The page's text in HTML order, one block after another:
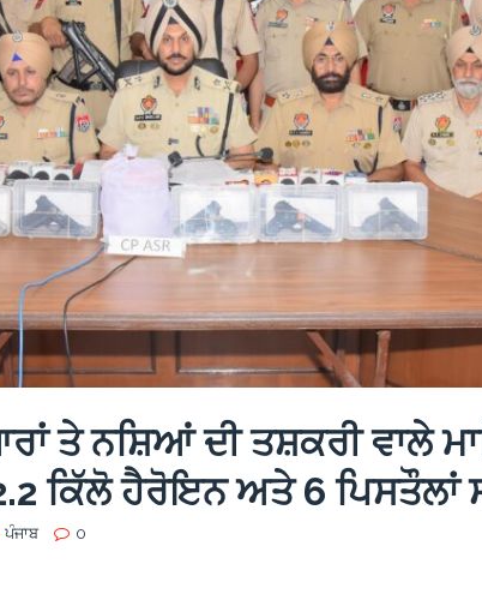
ਤੇ ਨਸ਼ਿਆਂ ਦੀ ਤਸ਼ਕਰੀ ਵਾਲੇ
ਕਿੱਲੋ ਹੈਰੋਇਨ ਅਤੇ 6 ਪਿਸਤੌਲਾਂ
ਪੰਜਾਬ 0